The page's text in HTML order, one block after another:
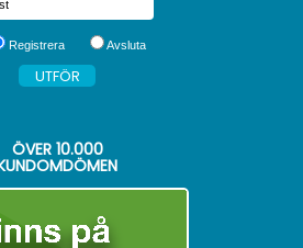
Registrera Avsluta
ÖVER 10.000